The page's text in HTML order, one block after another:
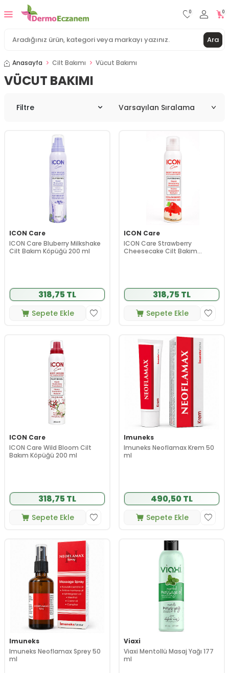
Ara
0 0
Anasayfa Cilt Bakımı Vücut Bakımı
VÜCUT BAKIMI
Filtre
ICON Care
ICON Care Bluberry Milkshake
Cilt Bakım Köpüğü 200 ml
318,75 TL
Sepete Ekle
ICON Care
ICON Care Strawberry
Cheesecake Cilt Bakım
318,75 TL
Sepete Ekle
ICON Care
ICON Care Wild Bloom Cilt
Bakım Köpüğü 200 ml
318,75 TL
Sepete Ekle
Imuneks
Imuneks Neoflamax Krem 50
ml
490,50 TL
Sepete Ekle
Imuneks
Imuneks Neoflamax Sprey 50
ml
Viaxi
Viaxi Mentollü Masaj Yağı 177
ml